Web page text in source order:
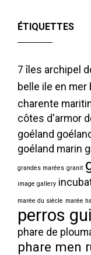
ÉTIQUETTES
7 îles archipel
belle ile en mer
charente
côtes d'armor
goéland
goéland marin
grandes marées granit
image gallery
marée du siècle marée
perros
phare de
phare men